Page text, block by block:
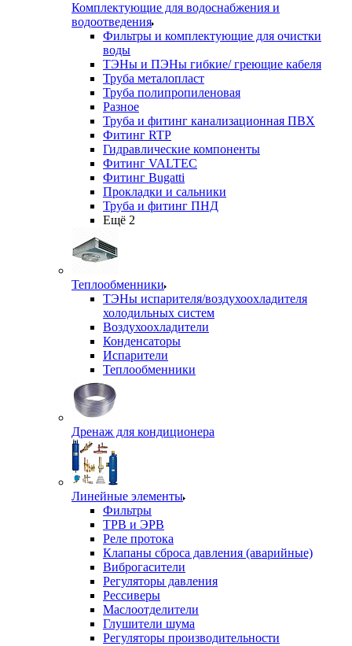
Комплектующие для водоснабжения и
водоотведения
Фильтры и комплектующие для очистки
воды
ТЭНы и ПЭНы гибкие/ греющие кабеля
Труба металопласт
Труба полипропиленовая
Разное
Труба и фитинг канализационная ПВХ
Фитинг RTP
Гидравлические компоненты
Фитинг VALTEC
Фитинг Bugatti
Прокладки и сальники
Труба и фитинг ПНД
Ещё 2
Теплообменники
ТЭНы испарителя/воздухоохладителя
холодильных систем
Воздухоохладители
Конденсаторы
Испарители
Теплообменники
Дренаж для кондиционера
Линейные элементы
Фильтры
ТРВ и ЭРВ
Реле протока
Клапаны сброса давления (аварийные)
Виброгасители
Регуляторы давления
Рессиверы
Маслоотделители
Глушители шума
Регуляторы производительности